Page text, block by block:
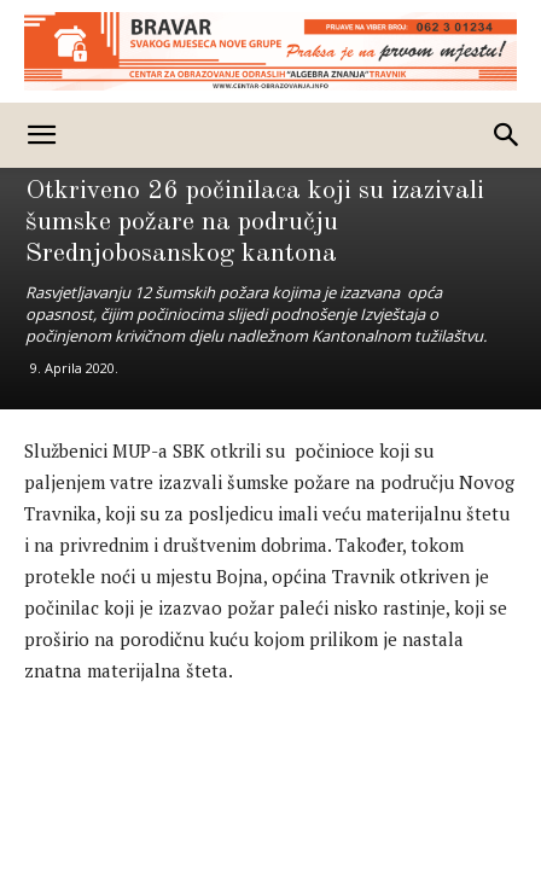
Otkriveno 26 počinilaca koji su izazivali
šumske požare na području
Srednjobosanskog kantona
Rasvjetljavanju 12 šumskih požara kojima je izazvana opća
opasnost, čijim počiniocima slijedi podnošenje Izvještaja o
počinjenom krivičnom djelu nadležnom Kantonalnom tužilaštvu.
9. Aprila 2020.
Službenici MUP-a SBK otkrili su počinioce koji su
paljenjem vatre izazvali šumske požare na području Novog
Travnika, koji su za posljedicu imali veću materijalnu štetu
i na privrednim i društvenim dobrima. Također, tokom
protekle noći u mjestu Bojna, općina Travnik otkriven je
počinilac koji je izazvao požar paleći nisko rastinje, koji se
proširio na porodičnu kuću kojom prilikom je nastala
znatna materijalna šteta.